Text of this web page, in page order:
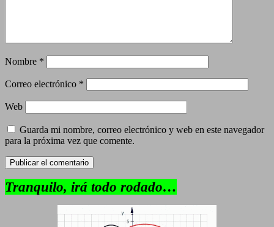
Nombre *
Correo electrónico *
Web
Guarda mi nombre, correo electrónico y web en este navegador
para la próxima vez que comente.
Tranquilo, irá todo rodado…